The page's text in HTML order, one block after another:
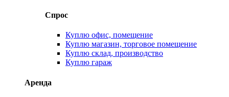
Спрос
Куплю офис, помещение
Куплю магазин, торговое помещение
Куплю склад, производство
Куплю гараж
Аренда